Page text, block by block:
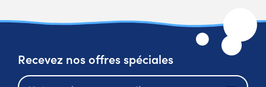
Recevez nos offres spéciales